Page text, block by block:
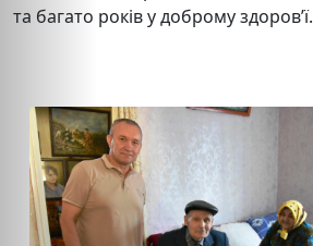
та багато років у доброму здоров’ї.